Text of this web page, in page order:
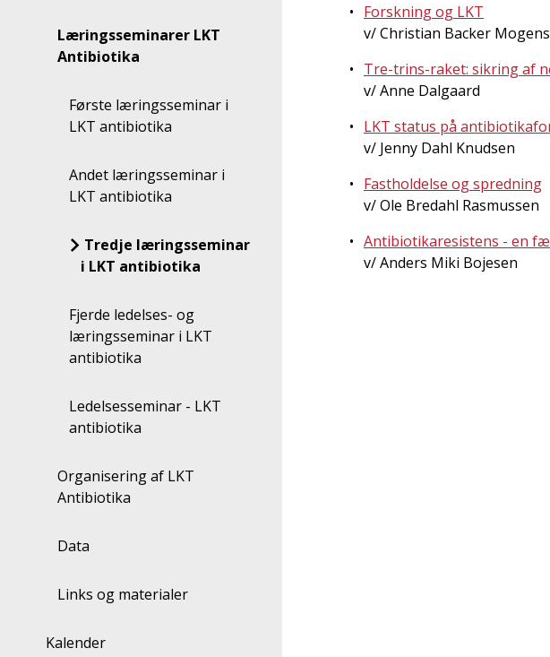
Læringsseminarer LKT
Antibiotika
Første læringsseminar i
LKT antibiotika
Andet læringsseminar i
LKT antibiotika
Tredje læringsseminar
i LKT antibiotika
Fjerde ledelses- og
læringsseminar i LKT
antibiotika
Ledelsesseminar - LKT
antibiotika
Organisering af LKT
Antibiotika
Data
Links og materialer
Kalender
Forskning og LKT
v/ Christian Backer
Tre-trins-raket: sikring af
v/ Anne Dalgaard
LKT status på
v/ Jenny Dahl Knudsen
Fastholdelse og spredning
v/ Ole Bredahl Rasmussen
Antibiotikaresistens - en
v/ Anders Miki Bojesen